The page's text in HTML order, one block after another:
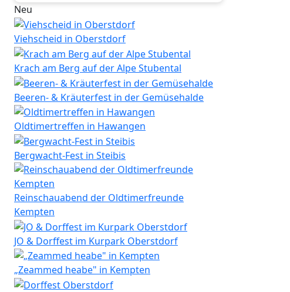
Neu
Viehscheid in Oberstdorf
Krach am Berg auf der Alpe Stubental
Beeren- & Kräuterfest in der Gemüsehalde
Oldtimertreffen in Hawangen
Bergwacht-Fest in Steibis
Reinschauabend der Oldtimerfreunde
Kempten
JO & Dorffest im Kurpark Oberstdorf
„Zeammed heabe" in Kempten